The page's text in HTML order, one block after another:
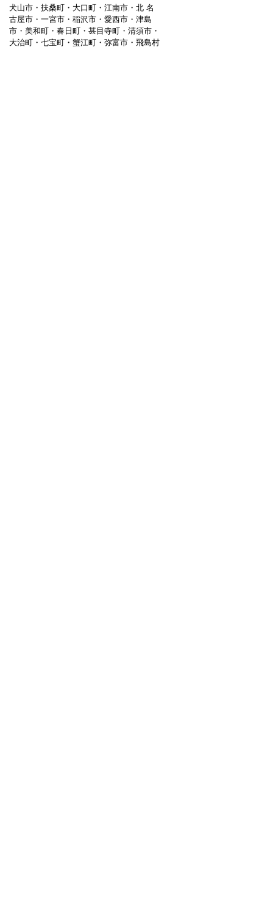
犬山市・扶桑町・大口町・江南市・北 名
古屋市・一宮市・稲沢市・愛西市・津島
市・美和町・春日町・甚目寺町・清須市・
大治町・七宝町・蟹江町・弥富市・飛島村